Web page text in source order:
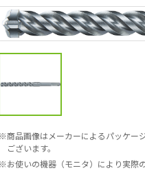
商品画像はメーカーによるパッケー
ございます。
お使いの機器（モニタ）により実際